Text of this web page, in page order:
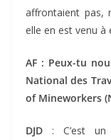
affrontaient pas,
elle en est venu à
AF : Peux-tu
National des
of Mineworkers
DJD : C’est un